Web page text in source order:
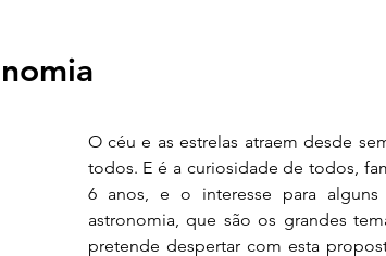
O céu e as estrelas atraem desde
todos. E é a curiosidade de todos,
6 anos, e o interesse para
astronomia, que são os grandes
pretende despertar com esta